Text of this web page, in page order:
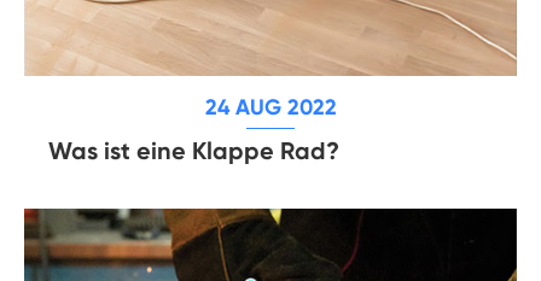
24 AUG 2022
Was ist eine Klappe Rad?